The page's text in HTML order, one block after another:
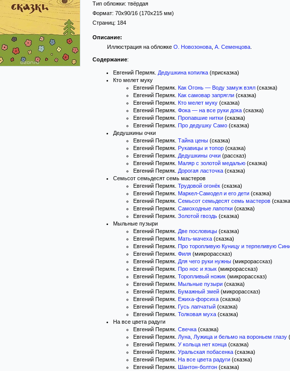
Тип обложки: твёрдая
Формат: 70x90/16 (170x215 мм)
Страниц: 184
Описание:
Иллюстрация на обложке О. Новозонова, А. Семенцова.
Содержание:
Евгений Пермяк. Дедушкина копилка (присказка)
Кто мелет муку
Евгений Пермяк. Как Огонь — Воду замуж взял (сказка)
Евгений Пермяк. Как самовар запрягли (сказка)
Евгений Пермяк. Кто мелет муку (сказка)
Евгений Пермяк. Фока — на все руки дока (сказка)
Евгений Пермяк. Пропавшие нитки (сказка)
Евгений Пермяк. Про дедушку Само (сказка)
Дедушкины очки
Евгений Пермяк. Тайна цены (сказка)
Евгений Пермяк. Рукавицы и топор (сказка)
Евгений Пермяк. Дедушкины очки (рассказ)
Евгений Пермяк. Маляр с золотой медалью (сказка)
Евгений Пермяк. Дорогая ласточка (сказка)
Семьсот семьдесят семь мастеров
Евгений Пермяк. Трудовой огонёк (сказка)
Евгений Пермяк. Маркел-Самодел и его дети (сказка)
Евгений Пермяк. Семьсот семьдесят семь мастеров
Евгений Пермяк. Самоходные лапотки (сказка)
Евгений Пермяк. Золотой гвоздь (сказка)
Мыльные пузыри
Евгений Пермяк. Две пословицы (сказка)
Евгений Пермяк. Мать-мачеха (сказка)
Евгений Пермяк. Про торопливую Куницу и терпеливую
Евгений Пермяк. Филя (микрорассказ)
Евгений Пермяк. Для чего руки нужны (микрорассказ)
Евгений Пермяк. Про нос и язык (микрорассказ)
Евгений Пермяк. Торопливый ножик (микрорассказ)
Евгений Пермяк. Мыльные пузыри (сказка)
Евгений Пермяк. Бумажный змей (микрорассказ)
Евгений Пермяк. Ежиха-форсиха (сказка)
Евгений Пермяк. Гусь лапчатый (сказка)
Евгений Пермяк. Толковая муха (сказка)
На все цвета радуги
Евгений Пермяк. Свечка (сказка)
Евгений Пермяк. Луна, Лужица и бельмо на вороньем глазу
Евгений Пермяк. У кольца нет конца (сказка)
Евгений Пермяк. Уральская побасенка (сказка)
Евгений Пермяк. На все цвета радуги (сказка)
Евгений Пермяк. Шантон-болтон (сказка)